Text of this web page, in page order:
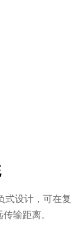
式设计，可在复
传输距离。